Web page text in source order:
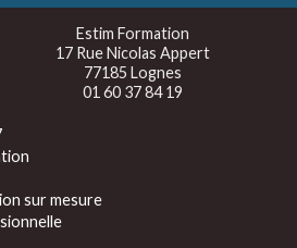
Estim Formation
17 Rue Nicolas Appert
77185 Lognes
01 60 37 84 19
sur mesure